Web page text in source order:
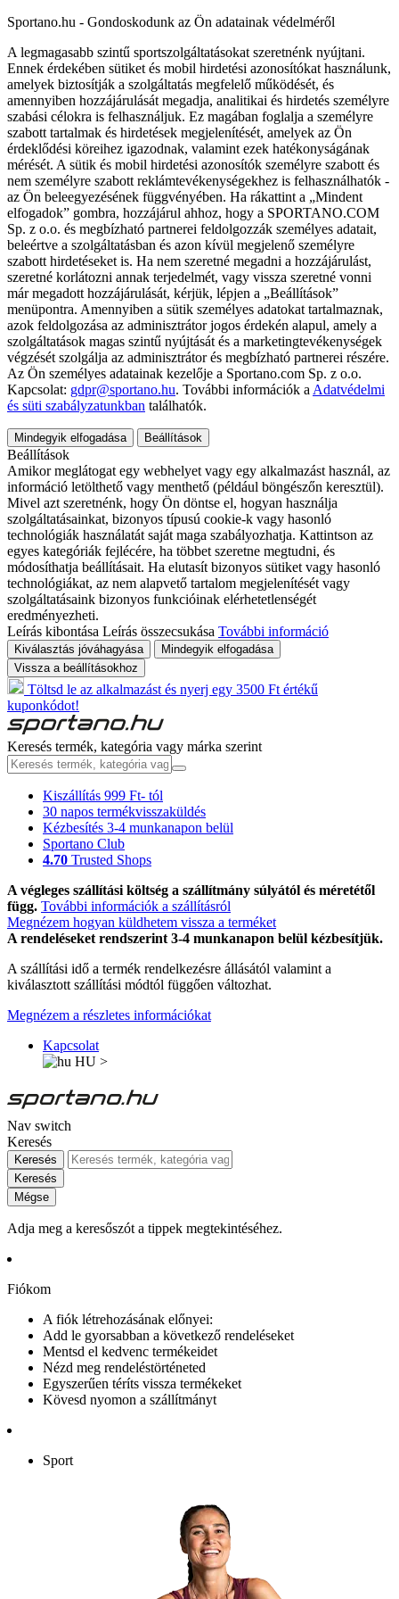
Sportano.hu - Gondoskodunk az Ön adatainak védelméről
A legmagasabb szintű sportszolgáltatásokat szeretnénk nyújtani.
Ennek érdekében sütiket és mobil hirdetési azonosítókat használunk,
amelyek biztosítják a szolgáltatás megfelelő működését, és
amennyiben hozzájárulását megadja, analitikai és hirdetés személyre
szabási célokra is felhasználjuk. Ez magában foglalja a személyre
szabott tartalmak és hirdetések megjelenítését, amelyek az Ön
érdeklődési köreihez igazodnak, valamint ezek hatékonyságának
mérését. A sütik és mobil hirdetési azonosítók személyre szabott és
nem személyre szabott reklámtevékenységekhez is felhasználhatók -
az Ön beleegyezésének függvényében. Ha rákattint a „Mindent
elfogadok” gombra, hozzájárul ahhoz, hogy a SPORTANO.COM
Sp. z o.o. és megbízható partnerei feldolgozzák személyes adatait,
beleértve a szolgáltatásban és azon kívül megjelenő személyre
szabott hirdetéseket is. Ha nem szeretné megadni a hozzájárulást,
szeretné korlátozni annak terjedelmét, vagy vissza szeretné vonni
már megadott hozzájárulását, kérjük, lépjen a „Beállítások”
menüpontra. Amennyiben a sütik személyes adatokat tartalmaznak,
azok feldolgozása az adminisztrátor jogos érdekén alapul, amely a
szolgáltatások magas szintű nyújtását és a marketingtevékenységek
végzését szolgálja az adminisztrátor és megbízható partnerei részére.
Az Ön személyes adatainak kezelője a Sportano.com Sp. z o.o.
Kapcsolat: gdpr@sportano.hu. További információk a Adatvédelmi
és süti szabályzatunkban találhatók.
Mindegyik elfogadása Beállítások
Beállítások
Amikor meglátogat egy webhelyet vagy egy alkalmazást használ, az
információ letölthető vagy menthető (például böngészőn keresztül).
Mivel azt szeretnénk, hogy Ön döntse el, hogyan használja
szolgáltatásainkat, bizonyos típusú cookie-k vagy hasonló
technológiák használatát saját maga szabályozhatja. Kattintson az
egyes kategóriák fejlécére, ha többet szeretne megtudni, és
módosíthatja beállításait. Ha elutasít bizonyos sütiket vagy hasonló
technológiákat, az nem alapvető tartalom megjelenítését vagy
szolgáltatásaink bizonyos funkcióinak elérhetetlenségét
eredményezheti.
Leírás kibontása Leírás összecsukása További információ
Kiválasztás jóváhagyása
Mindegyik elfogadása
Vissza a beállításokhoz
Töltsd le az alkalmazást és nyerj egy 3500 Ft értékű
kuponkódot!
Keresés termék, kategória vagy márka szerint
Kiszállítás 999 Ft- tól
30 napos termékvisszaküldés
Kézbesítés 3-4 munkanapon belül
Sportano Club
4.70 Trusted Shops
A végleges szállítási költség a szállítmány súlyától és méretétől
függ. További információk a szállításról
Megnézem hogyan küldhetem vissza a terméket
A rendeléseket rendszerint 3-4 munkanapon belül kézbesítjük.
A szállítási idő a termék rendelkezésre állásától valamint a
kiválasztott szállítási módtól függően változhat.
Megnézem a részletes információkat
Kapcsolat
HU >
Nav switch
Keresés
Keresés
Keresés
Mégse
Adja meg a keresőszót a tippek megtekintéséhez.
Fiókom
A fiók létrehozásának előnyei:
Add le gyorsabban a következő rendeléseket
Mentsd el kedvenc termékeidet
Nézd meg rendeléstörténeted
Egyszerűen téríts vissza termékeket
Kövesd nyomon a szállítmányt
Sport